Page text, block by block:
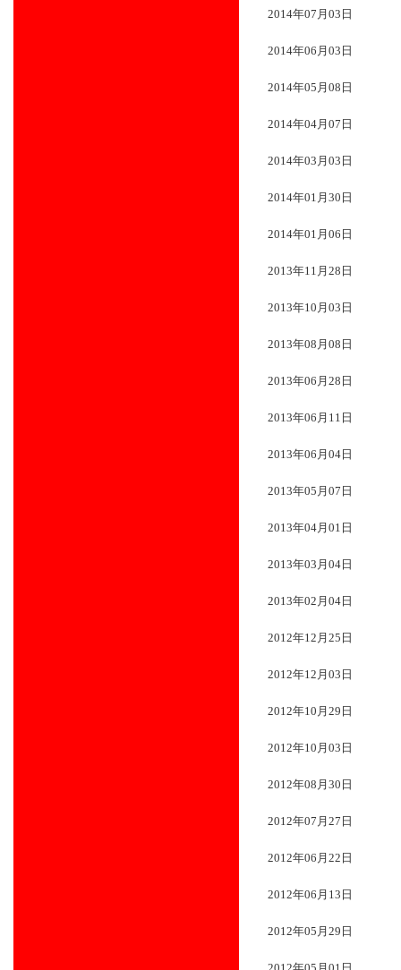
2014年07月03日
2014年06月03日
2014年05月08日
2014年04月07日
2014年03月03日
2014年01月30日
2014年01月06日
2013年11月28日
2013年10月03日
2013年08月08日
2013年06月28日
2013年06月11日
2013年06月04日
2013年05月07日
2013年04月01日
2013年03月04日
2013年02月04日
2012年12月25日
2012年12月03日
2012年10月29日
2012年10月03日
2012年08月30日
2012年07月27日
2012年06月22日
2012年06月13日
2012年05月29日